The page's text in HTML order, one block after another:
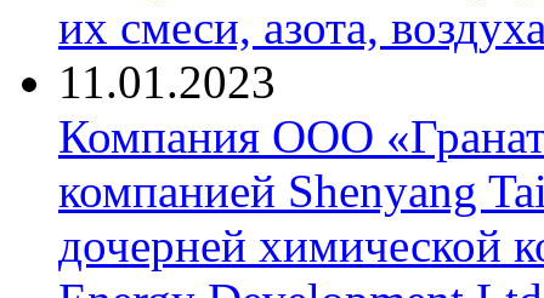
их смеси, азота,
11.01.2023
Компания ООО
компанией Shenyang
дочерней химической